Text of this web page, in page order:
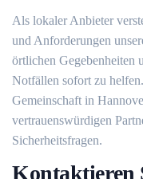
Als lokaler Anbieter
und Anforderungen
örtlichen Gegebenheiten
Notfällen sofort zu
Gemeinschaft in
vertrauenswürdigen
Sicherheitsfragen.
Kontaktieren